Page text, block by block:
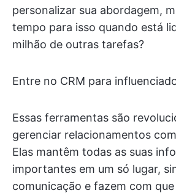
personalizar sua abordagem,
tempo para isso quando está
milhão de outras tarefas?
Entre no CRM para
Essas ferramentas são
gerenciar relacionamentos
Elas mantêm todas as suas
importantes em um só lugar,
comunicação e fazem com